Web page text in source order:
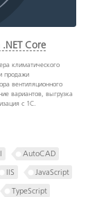
Core
климатического
продажи
вентиляционного
вариантов, выгрузка
с 1С.
AutoCAD
IIS JavaScript
TypeScript